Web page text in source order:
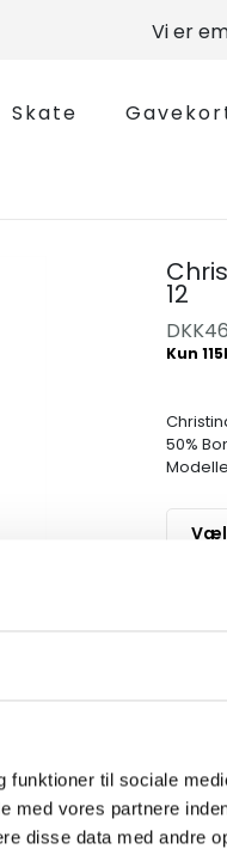
til sociale
med vores partnere
disse data med andre
Vi er
Skate
12
DKK
50%